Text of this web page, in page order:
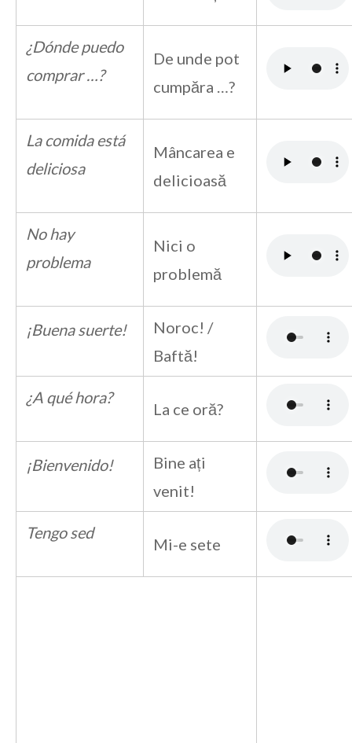
¿Dónde puedo
comprar …?
De unde pot
cumpăra …?
La comida está
deliciosa
Mâncarea e
delicioasă
No hay
problema
Nici o
problemă
¡Buena suerte!
Noroc! /
Baftă!
¿A qué hora?
La ce oră?
¡Bienvenido!
Bine ați
venit!
Tengo sed
Mi-e sete